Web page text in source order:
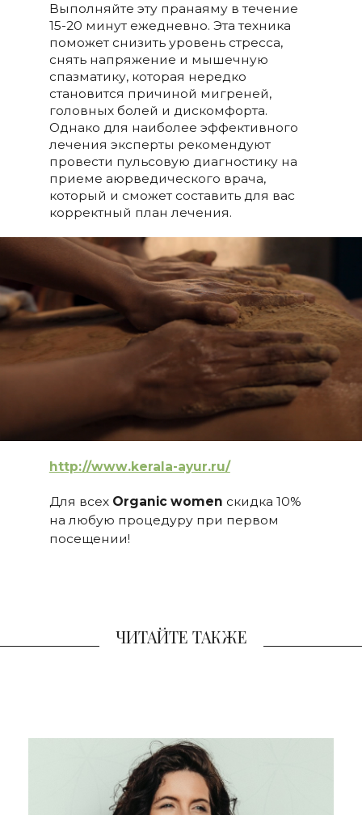
Выполняйте эту пранаяму в течение
15-20 минут ежедневно. Эта техника
поможет снизить уровень стресса,
снять напряжение и мышечную
спазматику, которая нередко
становится причиной мигреней,
головных болей и дискомфорта.
Однако для наиболее эффективного
лечения эксперты рекомендуют
провести пульсовую диагностику на
приеме аюрведического врача,
который и сможет составить для вас
корректный план лечения.
http://www.kerala-ayur.ru/
Для всех Organic women скидка 10%
на любую процедуру при первом
посещении!
ЧИТАЙТЕ ТАКЖЕ